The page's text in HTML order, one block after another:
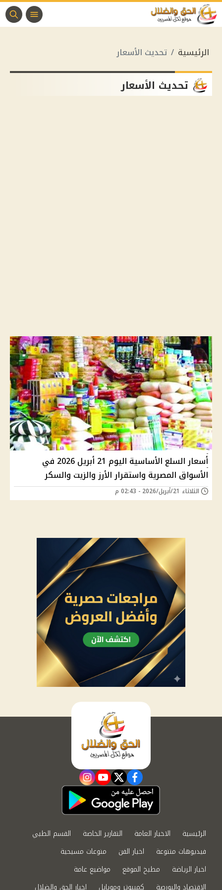
الرئيسية تحديث الأسعار
تحديث الأسعار
أسعار السلع الأساسية اليوم 21 أبريل 2026 في
الأسواق المصرية واستقرار الأرز والزيت والسكر
الثلاثاء 21/أبريل/2026 - 02:43 م
facebook
twitter
youtube
instagram
الرئيسية الاخبار العامة التقارير الخاصة
القسم الطبي
فيديوهات متنوعة
اخبار الفن
منوعات مسيحية
اخبار الرياضة
مطبخ الموقع
مواضيع عامة
الاقتصاد والبورصة
كمبيوتر وموبايل اخبار الحق والضلال